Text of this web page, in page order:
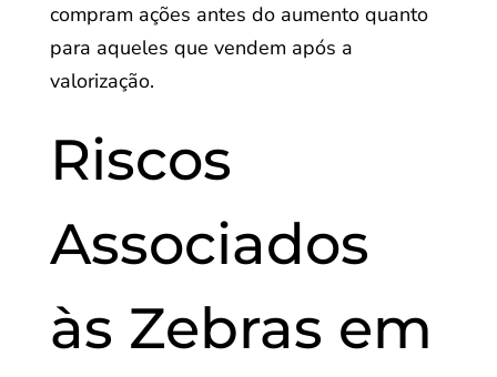
compram ações antes do aumento quanto
para aqueles que vendem após a
valorização.
Riscos
Associados
às Zebras em